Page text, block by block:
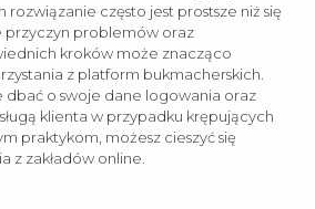
rozwiązanie często jest prostsze niż się
przyczyn problemów oraz
kroków może znacząco
z platform bukmacherskich.
dbać o swoje dane logowania oraz
klienta w przypadku krępujących
praktykom, możesz cieszyć się
z zakładów online.